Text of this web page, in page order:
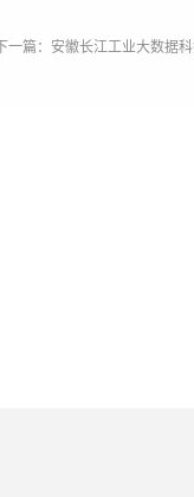
下一篇：安徽长江工业大数据